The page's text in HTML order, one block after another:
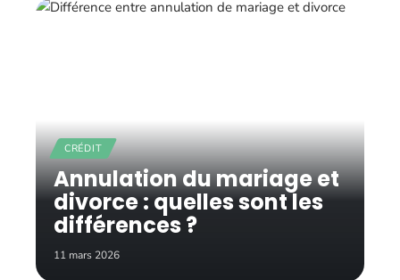
CRÉDIT
Annulation du mariage et
divorce : quelles sont les
différences ?
11 mars 2026